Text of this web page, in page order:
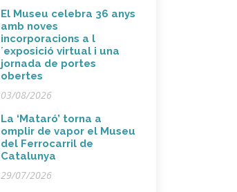
El Museu celebra 36 anys
amb noves
incorporacions a l
´exposició virtual i una
jornada de portes
obertes
03/08/2026
La ‘Mataró’ torna a
omplir de vapor el Museu
del Ferrocarril de
Catalunya
29/07/2026